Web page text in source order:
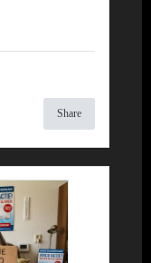
Share